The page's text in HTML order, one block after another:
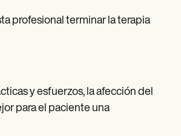
profesional terminar la terapia
y esfuerzos, la afección del
para el paciente una